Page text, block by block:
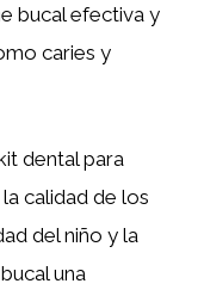
bucal efectiva y
caries y
dental para
calidad de los
del niño y la
una